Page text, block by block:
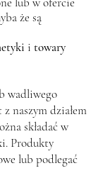
że są
i towary
wadliwego
naszym działem
składać w
Produkty
lub podlegać